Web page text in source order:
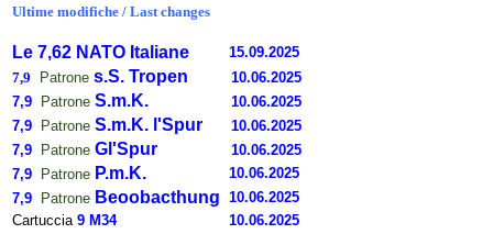
Ultime modifiche / Last changes
Le 7,62 NATO Italiane
15.09.2025
7,9
Patrone s.S. Tropen 10.06.2025
7,9 Patrone S.m.K.
10.06.2025
7,9
Patrone S.m.K. l'Spur
10.06.2025
7,9
Patrone Gl'Spur
10.06.2025
7,9
Patrone P.m.K.
10.06.2025
7,9
Patrone Beoobacthung 10.06.2025
Cartuccia 9 M34 10.06.2025